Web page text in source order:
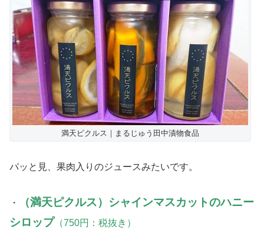
満天ピクルス｜まるじゅう田中漬物食品
パッと見、果肉入りのジュースみたいです。
・
（満天ピクルス）シャインマスカットのハニー
シロップ （750円：税抜き）